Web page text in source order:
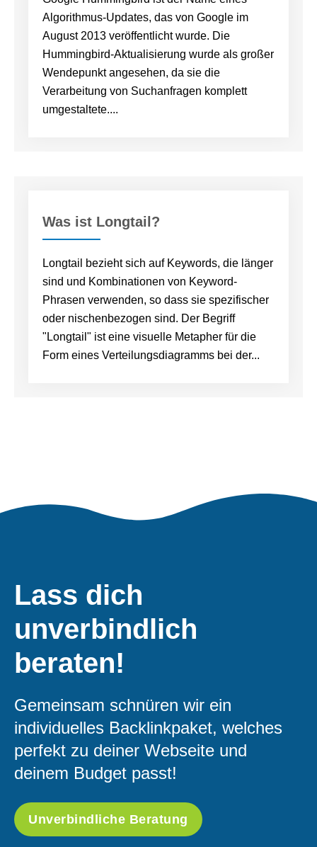
Algorithmus-Updates, das von Google im
August 2013 veröffentlicht wurde. Die
Hummingbird-Aktualisierung wurde als großer
Wendepunkt angesehen, da sie die
Verarbeitung von Suchanfragen komplett
umgestaltete....
Was ist Longtail?
Longtail bezieht sich auf Keywords, die länger
sind und Kombinationen von Keyword-
Phrasen verwenden, so dass sie spezifischer
oder nischenbezogen sind. Der Begriff
"Longtail" ist eine visuelle Metapher für die
Form eines Verteilungsdiagramms bei der...
Lass dich
unverbindlich
beraten!
Gemeinsam schnüren wir ein
individuelles Backlinkpaket, welches
perfekt zu deiner Webseite und
deinem Budget passt!
Unverbindliche Beratung